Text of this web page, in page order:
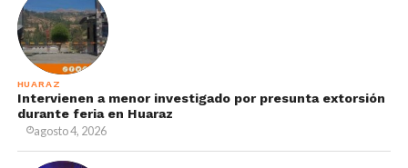
HUARAZ
Intervienen a menor investigado por presunta extorsión
durante feria en Huaraz
agosto 4, 2026